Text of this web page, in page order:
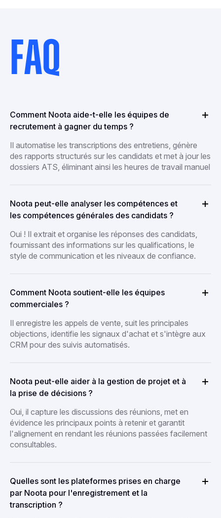
FAQ
Comment Noota aide-t-elle les équipes de
recrutement à gagner du temps ?
Il automatise les transcriptions des entretiens, génère
des rapports structurés sur les candidats et met à jour les
dossiers ATS, éliminant ainsi les heures de travail manuel
Noota peut-elle analyser les compétences et
les compétences générales des candidats ?
Oui ! Il extrait et organise les réponses des candidats,
fournissant des informations sur les qualifications, le
style de communication et les niveaux de confiance.
Comment Noota soutient-elle les équipes
commerciales ?
Il enregistre les appels de vente, suit les principales
objections, identifie les signaux d'achat et s'intègre aux
CRM pour des suivis automatisés.
Noota peut-elle aider à la gestion de projet et à
la prise de décisions ?
Oui, il capture les discussions des réunions, met en
évidence les principaux points à retenir et garantit
l'alignement en rendant les réunions passées facilement
consultables.
Quelles sont les plateformes prises en charge
par Noota pour l'enregistrement et la
transcription ?